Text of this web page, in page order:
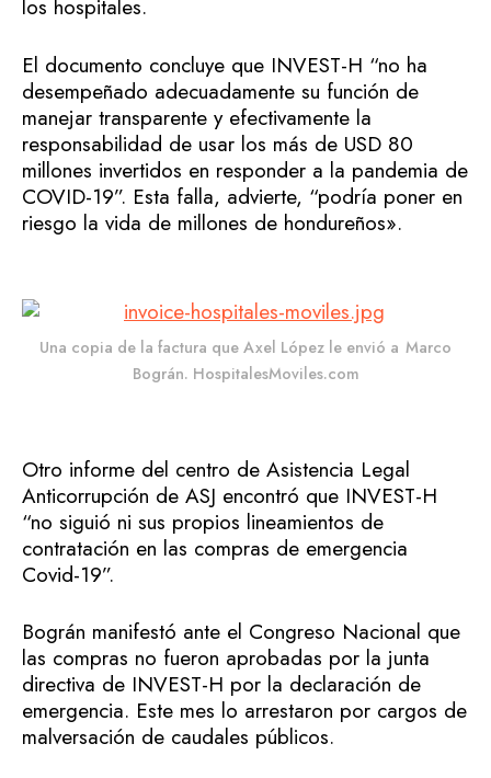
los hospitales.
El documento concluye que INVEST-H “no ha
desempeñado adecuadamente su función de
manejar transparente y efectivamente la
responsabilidad de usar los más de USD 80
millones invertidos en responder a la pandemia de
COVID-19”. Esta falla, advierte, “podría poner en
riesgo la vida de millones de hondureños».
Una copia de la factura que Axel López le envió a Marco
Bográn. HospitalesMoviles.com
Otro informe del centro de Asistencia Legal
Anticorrupción de ASJ encontró que INVEST-H
“no siguió ni sus propios lineamientos de
contratación en las compras de emergencia
Covid-19”.
Bográn manifestó ante el Congreso Nacional que
las compras no fueron aprobadas por la junta
directiva de INVEST-H por la declaración de
emergencia. Este mes lo arrestaron por cargos de
malversación de caudales públicos.